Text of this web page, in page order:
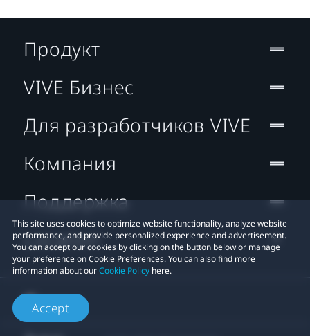
This site uses cookies to optimize website functionality, analyze website
performance, and provide personalized experience and advertisement.
You can accept our cookies by clicking on the button below or manage
your preference on Cookie Preferences. You can also find more
information about ourCookie Policy here.
Accept
Продукт
VIVE Бизнес
Для разработчиков VIVE
Компания
Поддержка
Location